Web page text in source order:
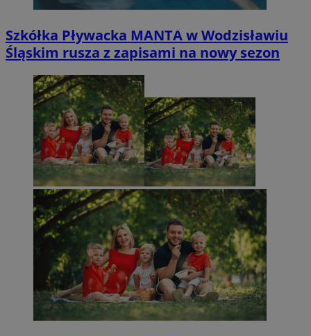
Szkółka Pływacka MANTA w Wodzisławiu
Śląskim rusza z zapisami na nowy sezon